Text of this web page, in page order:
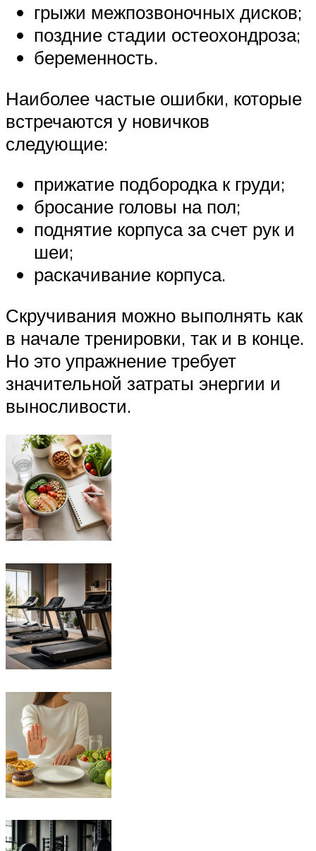
грыжи межпозвоночных дисков;
поздние стадии остеохондроза;
беременность.
Наиболее частые ошибки, которые
встречаются у новичков
следующие:
прижатие подбородка к груди;
бросание головы на пол;
поднятие корпуса за счет рук и
шеи;
раскачивание корпуса.
Скручивания можно выполнять как
в начале тренировки, так и в конце.
Но это упражнение требует
значительной затраты энергии и
выносливости.